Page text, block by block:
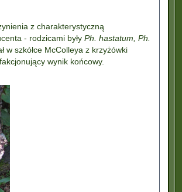
z charakterystyczną
- rodzicami były Ph. hastatum, Ph.
w szkółce McColleya z krzyżówki
wynik końcowy.